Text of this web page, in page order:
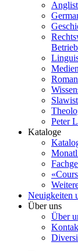
Peter
Kataloge
Neuigkeiten
Über uns
Über